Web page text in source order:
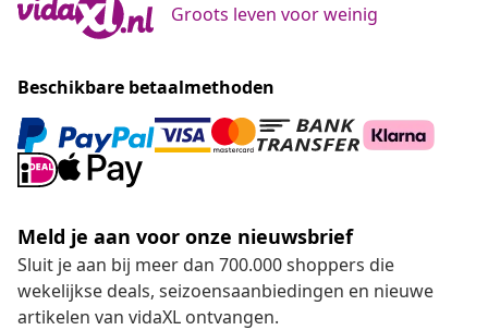
Groots leven voor weinig
Beschikbare betaalmethoden
Meld je aan voor onze nieuwsbrief
Sluit je aan bij meer dan 700.000 shoppers die
wekelijkse deals, seizoensaanbiedingen en nieuwe
artikelen van vidaXL ontvangen.